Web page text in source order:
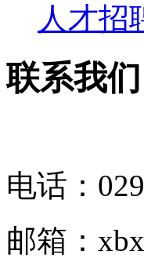
人才招
联系我们
电话：
邮箱：